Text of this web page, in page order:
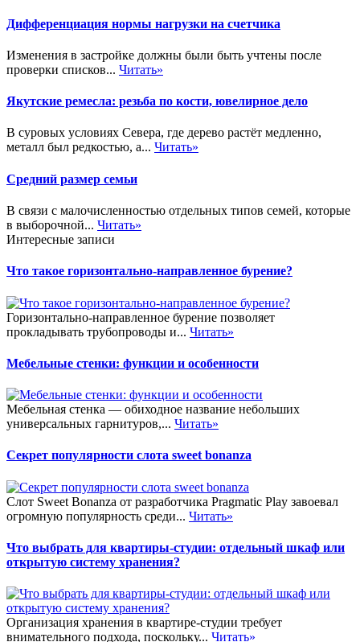
Дифференциация нормы нагрузки на счетчика
Изменения в застройке должны были быть учтены после
проверки списков... Читать»
Якутские ремесла: резьба по кости, ювелирное дело
В суровых условиях Севера, где дерево растёт медленно,
металл был редкостью, а... Читать»
Средний размер семьи
В связи с малочисленностью отдельных типов семей, которые
в выборочной... Читать»
Интересные записи
Что такое горизонтально-направленное бурение?
Горизонтально-направленное бурение позволяет
прокладывать трубопроводы и... Читать»
Мебельные стенки: функции и особенности
Мебельная стенка — обиходное название небольших
универсальных гарнитуров,... Читать»
Секрет популярности слота sweet bonanza
Слот Sweet Bonanza от разработчика Pragmatic Play завоевал
огромную популярность среди... Читать»
Что выбрать для квартиры-студии: отдельный шкаф или
открытую систему хранения?
Организация хранения в квартире-студии требует
внимательного подхода, поскольку... Читать»